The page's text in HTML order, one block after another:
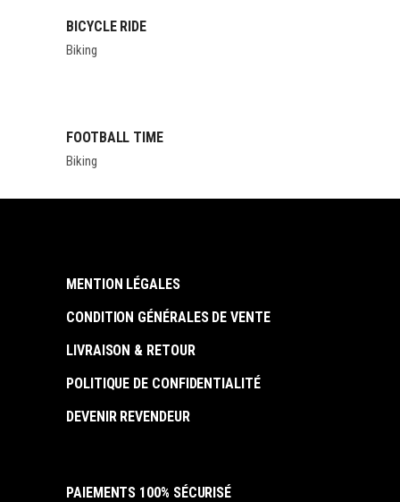
BICYCLE RIDE
Biking
FOOTBALL TIME
Biking
MENTION LÉGALES
CONDITION GÉNÉRALES DE VENTE
LIVRAISON & RETOUR
POLITIQUE DE CONFIDENTIALITÉ
DEVENIR REVENDEUR
PAIEMENTS 100% SÉCURISÉ